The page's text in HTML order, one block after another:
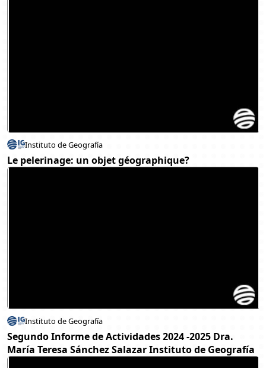
Instituto de Geografía
Le pelerinage: un objet géographique?
Instituto de Geografía
Segundo Informe de Actividades 2024 -2025 Dra.
María Teresa Sánchez Salazar Instituto de Geografía